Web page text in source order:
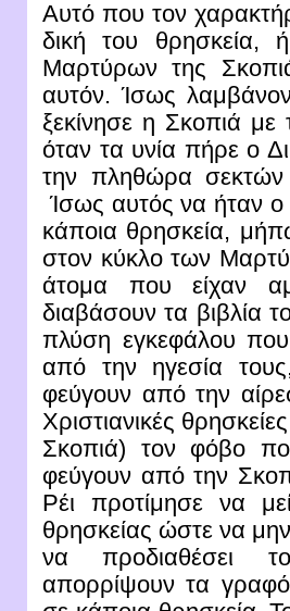
Αυτό που τον
δική του θρησκεία,
Μαρτύρων της
αυτόν. Ίσως
ξεκίνησε η Σκοπιά
όταν τα υνία πήρε ο
την πληθώρα
Ίσως αυτός να ήταν
κάποια θρησκεία,
στον κύκλο των
άτομα που είχαν
διαβάσουν τα βιβλία
πλύση εγκεφάλου που
από την ηγεσία
φεύγουν από την
Χριστιανικές
Σκοπιά) τον φόβο
φεύγουν από την
Ρέι προτίμησε να
θρησκείας ώστε να
να προδιαθέσει
απορρίψουν τα